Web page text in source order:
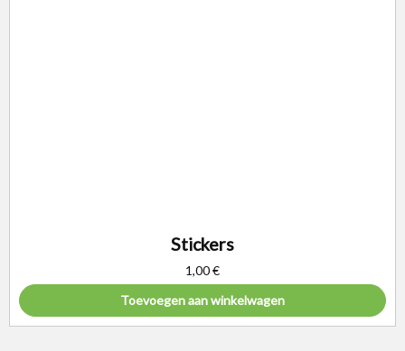
Stickers
1,00€
Toevoegen aan winkelwagen